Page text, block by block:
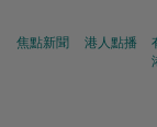
焦點新聞 港人點播